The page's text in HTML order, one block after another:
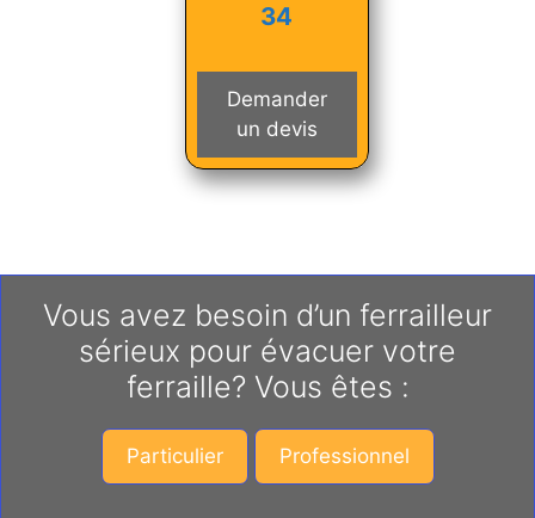
34
Demander
un devis
Vous avez besoin d’un ferrailleur
sérieux pour évacuer votre
ferraille? Vous êtes :
Particulier Professionnel